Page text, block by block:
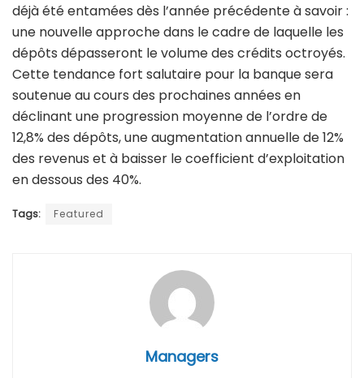
déjà été entamées dès l’année précédente à savoir :
une nouvelle approche dans le cadre de laquelle les
dépôts dépasseront le volume des crédits octroyés.
Cette tendance fort salutaire pour la banque sera
soutenue au cours des prochaines années en
déclinant une progression moyenne de l’ordre de
12,8% des dépôts, une augmentation annuelle de 12%
des revenus et à baisser le coefficient d’exploitation
en dessous des 40%.
Tags: Featured
Managers